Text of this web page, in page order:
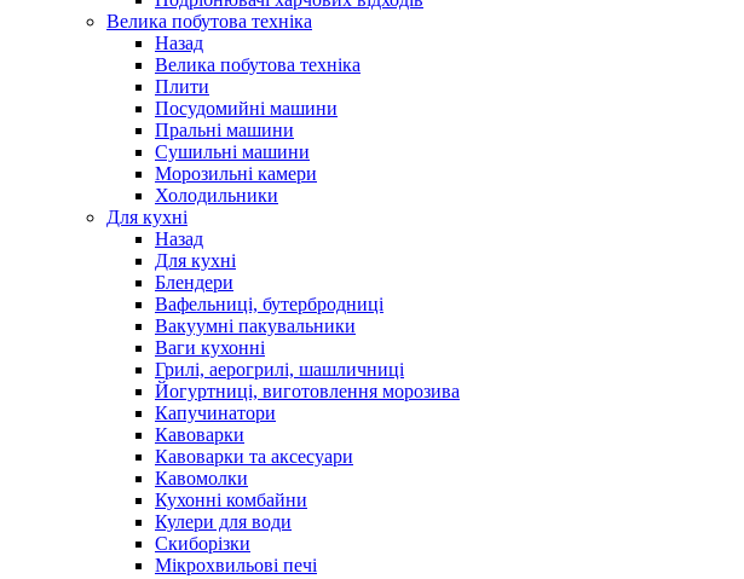
Велика побутова техніка
Назад
Велика побутова техніка
Плити
Посудомийні машини
Пральні машини
Сушильні машини
Морозильні камери
Холодильники
Для кухні
Назад
Для кухні
Блендери
Вафельниці, бутербродниці
Вакуумні пакувальники
Ваги кухонні
Грилі, аерогрилі, шашличниці
Йогуртниці, виготовлення морозива
Капучинатори
Кавоварки
Кавоварки та аксесуари
Кавомолки
Кухонні комбайни
Кулери для води
Скиборізки
Мікрохвильові печі